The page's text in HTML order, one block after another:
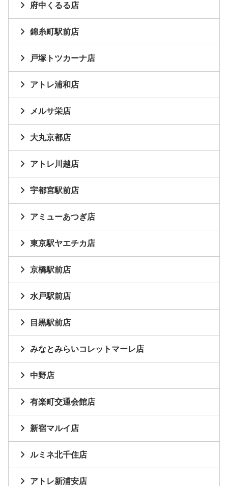
府中くるる店
錦糸町駅前店
戸塚トツカーナ店
アトレ浦和店
メルサ栄店
大丸京都店
アトレ川越店
宇都宮駅前店
アミューあつぎ店
東京駅ヤエチカ店
京橋駅前店
水戸駅前店
目黒駅前店
みなとみらいコレットマーレ店
中野店
有楽町交通会館店
新宿マルイ店
ルミネ北千住店
アトレ新浦安店